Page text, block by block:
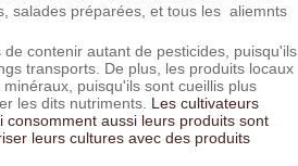
salades préparées, et tous les aliemnts
contenir autant de pesticides, puisqu'ils
transports. De plus, les produits locaux
puisqu'ils sont cueillis plus
les dits nutriments. Les cultivateurs
aussi leurs produits sont
leurs cultures avec des produits